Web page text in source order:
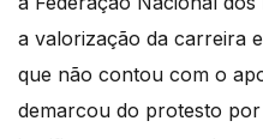
a valorização da carreira
que não contou com o
demarcou do protesto